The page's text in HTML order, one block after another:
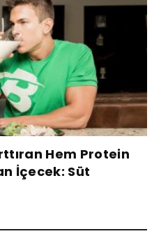
Hem Protein
İçecek: Süt